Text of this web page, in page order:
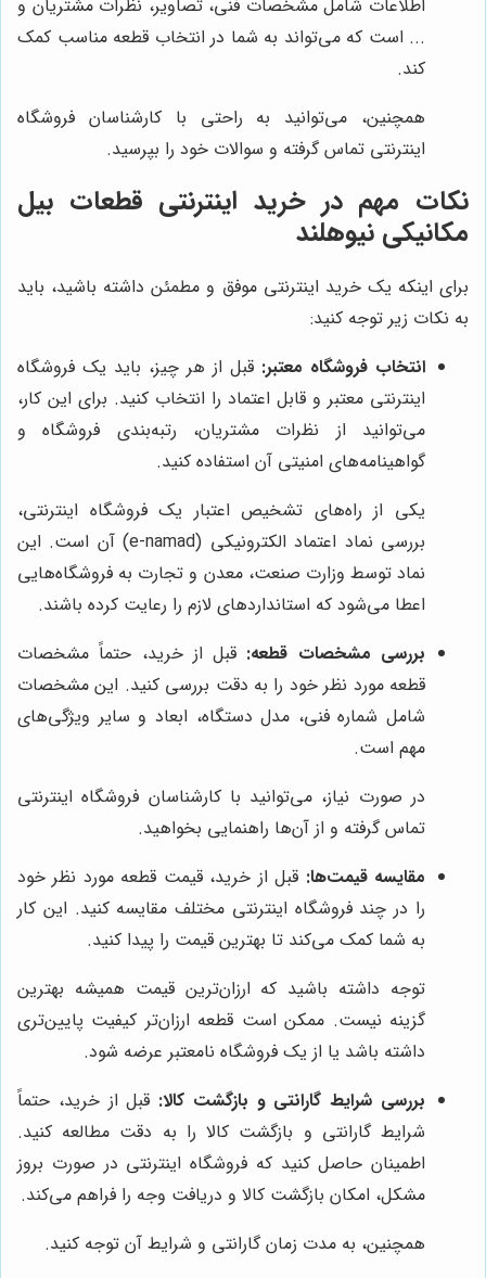
اطلاعات شامل مشخصات فنی، تصاویر، نظرات مشتریان و
... است که می‌تواند به شما در انتخاب قطعه مناسب کمک
کند.
همچنین، می‌توانید به راحتی با کارشناسان فروشگاه
اینترنتی تماس گرفته و سوالات خود را بپرسید.
نکات مهم در خرید اینترنتی قطعات بیل
مکانیکی نیوهلند
برای اینکه یک خرید اینترنتی موفق و مطمئن داشته باشید، باید
به نکات زیر توجه کنید:
انتخاب فروشگاه معتبر: قبل از هر چیز، باید یک فروشگاه
اینترنتی معتبر و قابل اعتماد را انتخاب کنید. برای این کار،
می‌توانید از نظرات مشتریان، رتبه‌بندی فروشگاه و
گواهینامه‌های امنیتی آن استفاده کنید.
یکی از راه‌های تشخیص اعتبار یک فروشگاه اینترنتی،
بررسی نماد اعتماد الکترونیکی (e-namad) آن است. این
نماد توسط وزارت صنعت، معدن و تجارت به فروشگاه‌هایی
اعطا می‌شود که استانداردهای لازم را رعایت کرده باشند.
بررسی مشخصات قطعه: قبل از خرید، حتماً مشخصات
قطعه مورد نظر خود را به دقت بررسی کنید. این مشخصات
شامل شماره فنی، مدل دستگاه، ابعاد و سایر ویژگی‌های
مهم است.
در صورت نیاز، می‌توانید با کارشناسان فروشگاه اینترنتی
تماس گرفته و از آن‌ها راهنمایی بخواهید.
مقایسه قیمت‌ها: قبل از خرید، قیمت قطعه مورد نظر خود
را در چند فروشگاه اینترنتی مختلف مقایسه کنید. این کار
به شما کمک می‌کند تا بهترین قیمت را پیدا کنید.
توجه داشته باشید که ارزان‌ترین قیمت همیشه بهترین
گزینه نیست. ممکن است قطعه ارزان‌تر کیفیت پایین‌تری
داشته باشد یا از یک فروشگاه نامعتبر عرضه شود.
بررسی شرایط گارانتی و بازگشت کالا: قبل از خرید، حتماً
شرایط گارانتی و بازگشت کالا را به دقت مطالعه کنید.
اطمینان حاصل کنید که فروشگاه اینترنتی در صورت بروز
مشکل، امکان بازگشت کالا و دریافت وجه را فراهم می‌کند.
همچنین، به مدت زمان گارانتی و شرایط آن توجه کنید.